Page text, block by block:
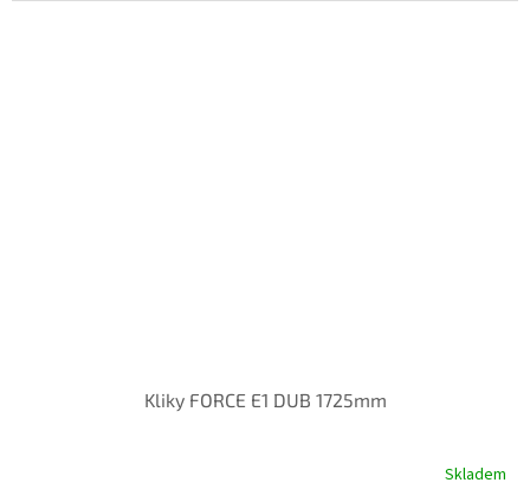
Kliky FORCE E1 DUB 1725mm
Skladem